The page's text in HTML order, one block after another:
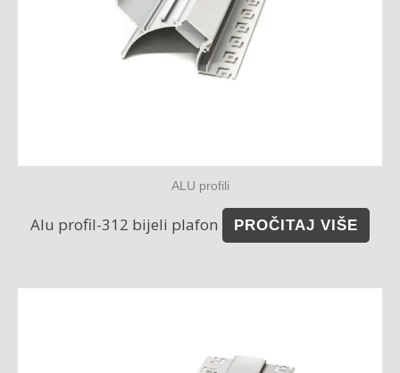
ALU profili
Alu profil-312 bijeli plafon PROČITAJ VIŠE